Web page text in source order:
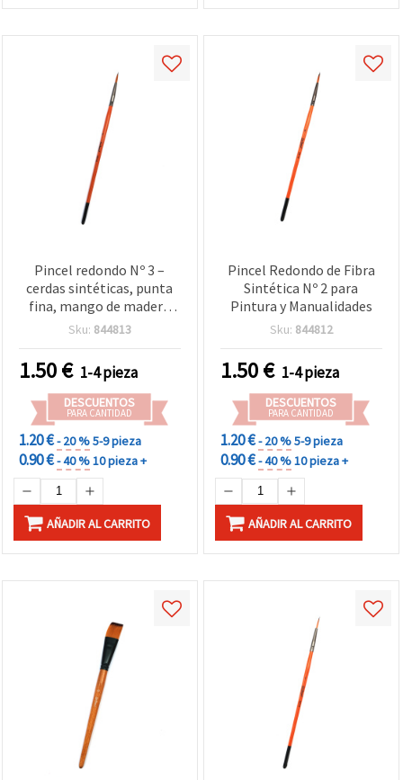
Pincel redondo Nº 3 –
cerdas sintéticas, punta
fina, mango de madera
(rojo o negro, surtido),
para acuarela, acrílico,
detalles finos y delineado
Sku: 844813
1.50€ 1-4 pieza
DESCUENTOS
PARA CANTIDAD
1.20 €- 20 %5-9 pieza
0.90 €- 40 %10 pieza +
AÑADIR AL CARRITO
Pincel Redondo de Fibra
Sintética Nº 2 para
Pintura y Manualidades
Sku: 844812
1.50€ 1-4 pieza
DESCUENTOS
PARA CANTIDAD
1.20 €- 20 %5-9 pieza
0.90 €- 40 %10 pieza +
AÑADIR AL CARRITO